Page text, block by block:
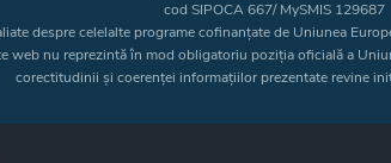
cod SIPOCA 667/ MySMIS 129687
despre celelalte programe cofinanțate de Uniunea
web nu reprezintă în mod obligatoriu poziția oficială a
corectitudinii și coerenței informațiilor prezentate revine
Copyright © 2026 - Consiliul Judeţean